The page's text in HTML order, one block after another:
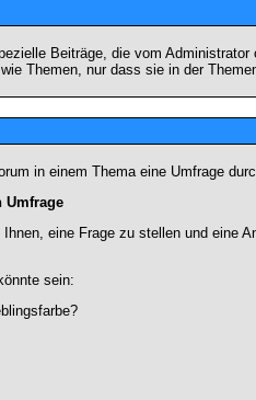
Beiträge, die vom
Themen, nur dass sie in der
in einem Thema eine Umfrage
Umfrage
eine Frage zu stellen und eine
sein: